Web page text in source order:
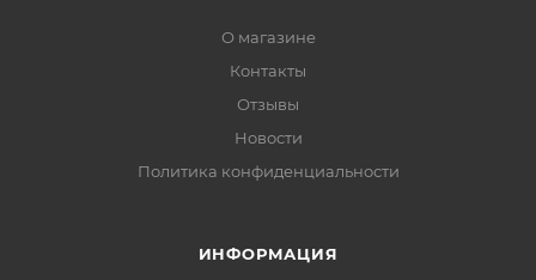
О магазине
Контакты
Отзывы
Новости
Политика конфиденциальности
ИНФОРМАЦИЯ